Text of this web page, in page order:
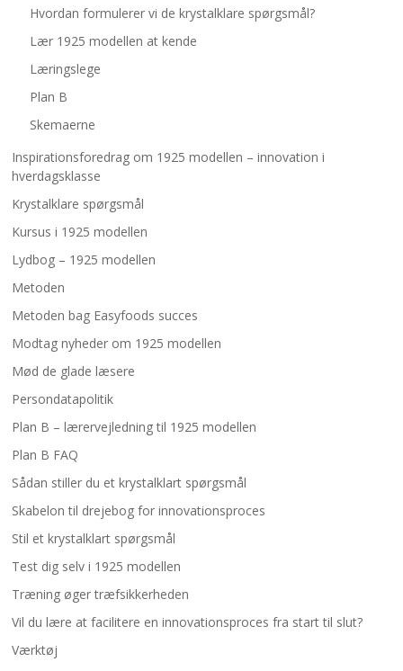
Hvordan formulerer vi de krystalklare spørgsmål?
Lær 1925 modellen at kende
Læringslege
Plan B
Skemaerne
Inspirationsforedrag om 1925 modellen – innovation i
hverdagsklasse
Krystalklare spørgsmål
Kursus i 1925 modellen
Lydbog – 1925 modellen
Metoden
Metoden bag Easyfoods succes
Modtag nyheder om 1925 modellen
Mød de glade læsere
Persondatapolitik
Plan B – lærervejledning til 1925 modellen
Plan B FAQ
Sådan stiller du et krystalklart spørgsmål
Skabelon til drejebog for innovationsproces
Stil et krystalklart spørgsmål
Test dig selv i 1925 modellen
Træning øger træfsikkerheden
Vil du lære at facilitere en innovationsproces fra start til slut?
Værktøj